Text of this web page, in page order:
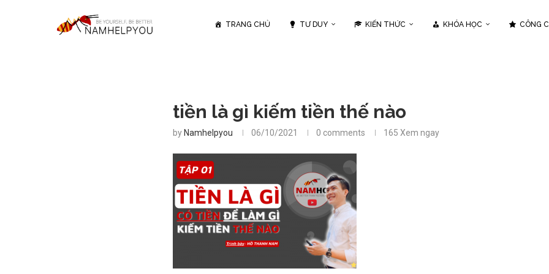
TRANG CHỦ TƯ DUY KIẾN THỨC KHÓA HỌC CÔNG
tiền là gì kiếm tiền thế nào
by Namhelpyou 06/10/2021 0 comments 165 Xem ngay